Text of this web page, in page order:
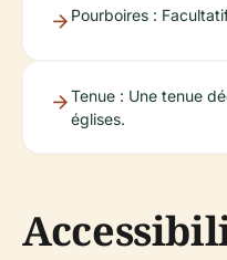
Pourboires :
Tenue : Une tenue
églises.